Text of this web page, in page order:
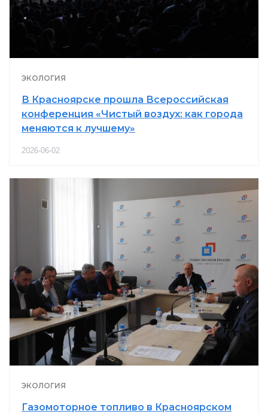
ЭКОЛОГИЯ
В Красноярске прошла Всероссийская
конференция «Чистый воздух: как города
меняются к лучшему»
2026-06-02
ЭКОЛОГИЯ
Газомоторное топливо в Красноярском